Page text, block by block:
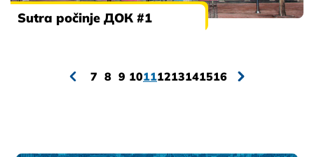
Sutra počinje ДОК #1
7 8 9 10111213141516